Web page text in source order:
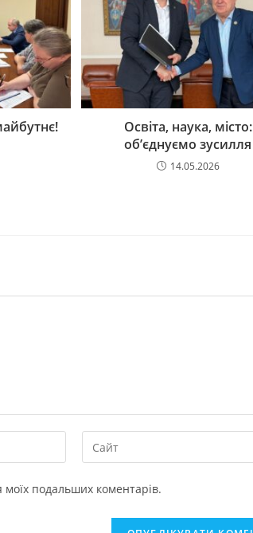
Освіта, наука, місто:
об’єднуємо зусилля
14.05.2026
моїх подальших коментарів.